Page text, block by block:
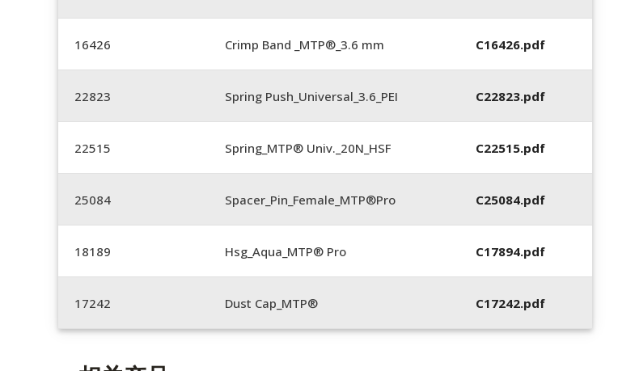
16426 Crimp Band _MTP®_3.6 mm C16426.pdf
22823 Spring Push_Universal_3.6_PEI C22823.pdf
22515 Spring_MTP® Univ._20N_HSF C22515.pdf
25084 Spacer_Pin_Female_MTP®Pro C25084.pdf
18189 Hsg_Aqua_MTP® Pro C17894.pdf
17242 Dust Cap_MTP® C17242.pdf